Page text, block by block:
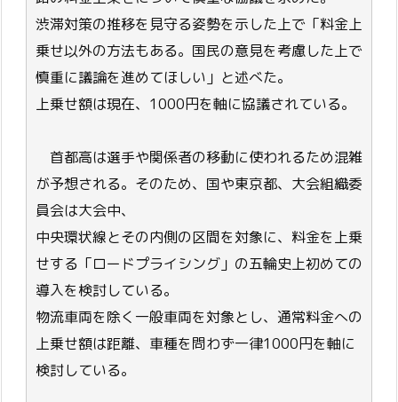
渋滞対策の推移を見守る姿勢を示した上で「料金上
乗せ以外の方法もある。国民の意見を考慮した上で
慎重に議論を進めてほしい」と述べた。
上乗せ額は現在、1000円を軸に協議されている。
首都高は選手や関係者の移動に使われるため混雑
が予想される。そのため、国や東京都、大会組織委
員会は大会中、
中央環状線とその内側の区間を対象に、料金を上乗
せする「ロードプライシング」の五輪史上初めての
導入を検討している。
物流車両を除く一般車両を対象とし、通常料金への
上乗せ額は距離、車種を問わず一律1000円を軸に
検討している。